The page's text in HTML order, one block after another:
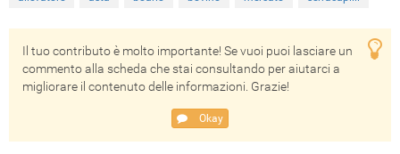
Il tuo contributo è molto importante! Se vuoi puoi lasciare un
commento alla scheda che stai consultando per aiutarci a
migliorare il contenuto delle informazioni. Grazie!
Okay